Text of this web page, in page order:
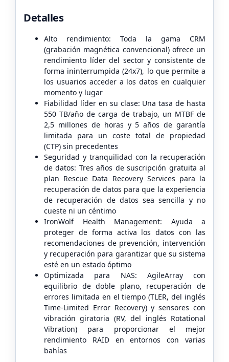
Detalles
Alto rendimiento: Toda la gama CRM
(grabación magnética convencional) ofrece un
rendimiento líder del sector y consistente de
forma ininterrumpida (24x7), lo que permite a
los usuarios acceder a los datos en cualquier
momento y lugar
Fiabilidad líder en su clase: Una tasa de hasta
550 TB/año de carga de trabajo, un MTBF de
2,5 millones de horas y 5 años de garantía
limitada para un coste total de propiedad
(CTP) sin precedentes
Seguridad y tranquilidad con la recuperación
de datos: Tres años de suscripción gratuita al
plan Rescue Data Recovery Services para la
recuperación de datos para que la experiencia
de recuperación de datos sea sencilla y no
cueste ni un céntimo
IronWolf Health Management: Ayuda a
proteger de forma activa los datos con las
recomendaciones de prevención, intervención
y recuperación para garantizar que su sistema
esté en un estado óptimo
Optimizada para NAS: AgileArray con
equilibrio de doble plano, recuperación de
errores limitada en el tiempo (TLER, del inglés
Time-Limited Error Recovery) y sensores con
vibración giratoria (RV, del inglés Rotational
Vibration) para proporcionar el mejor
rendimiento RAID en entornos con varias
bahías